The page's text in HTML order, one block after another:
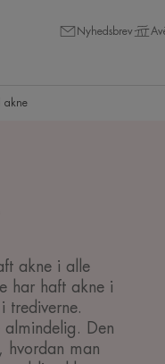
Nyhedsbrev
akne
akne i alle
har haft akne i
trediverne.
Den
hvordan man